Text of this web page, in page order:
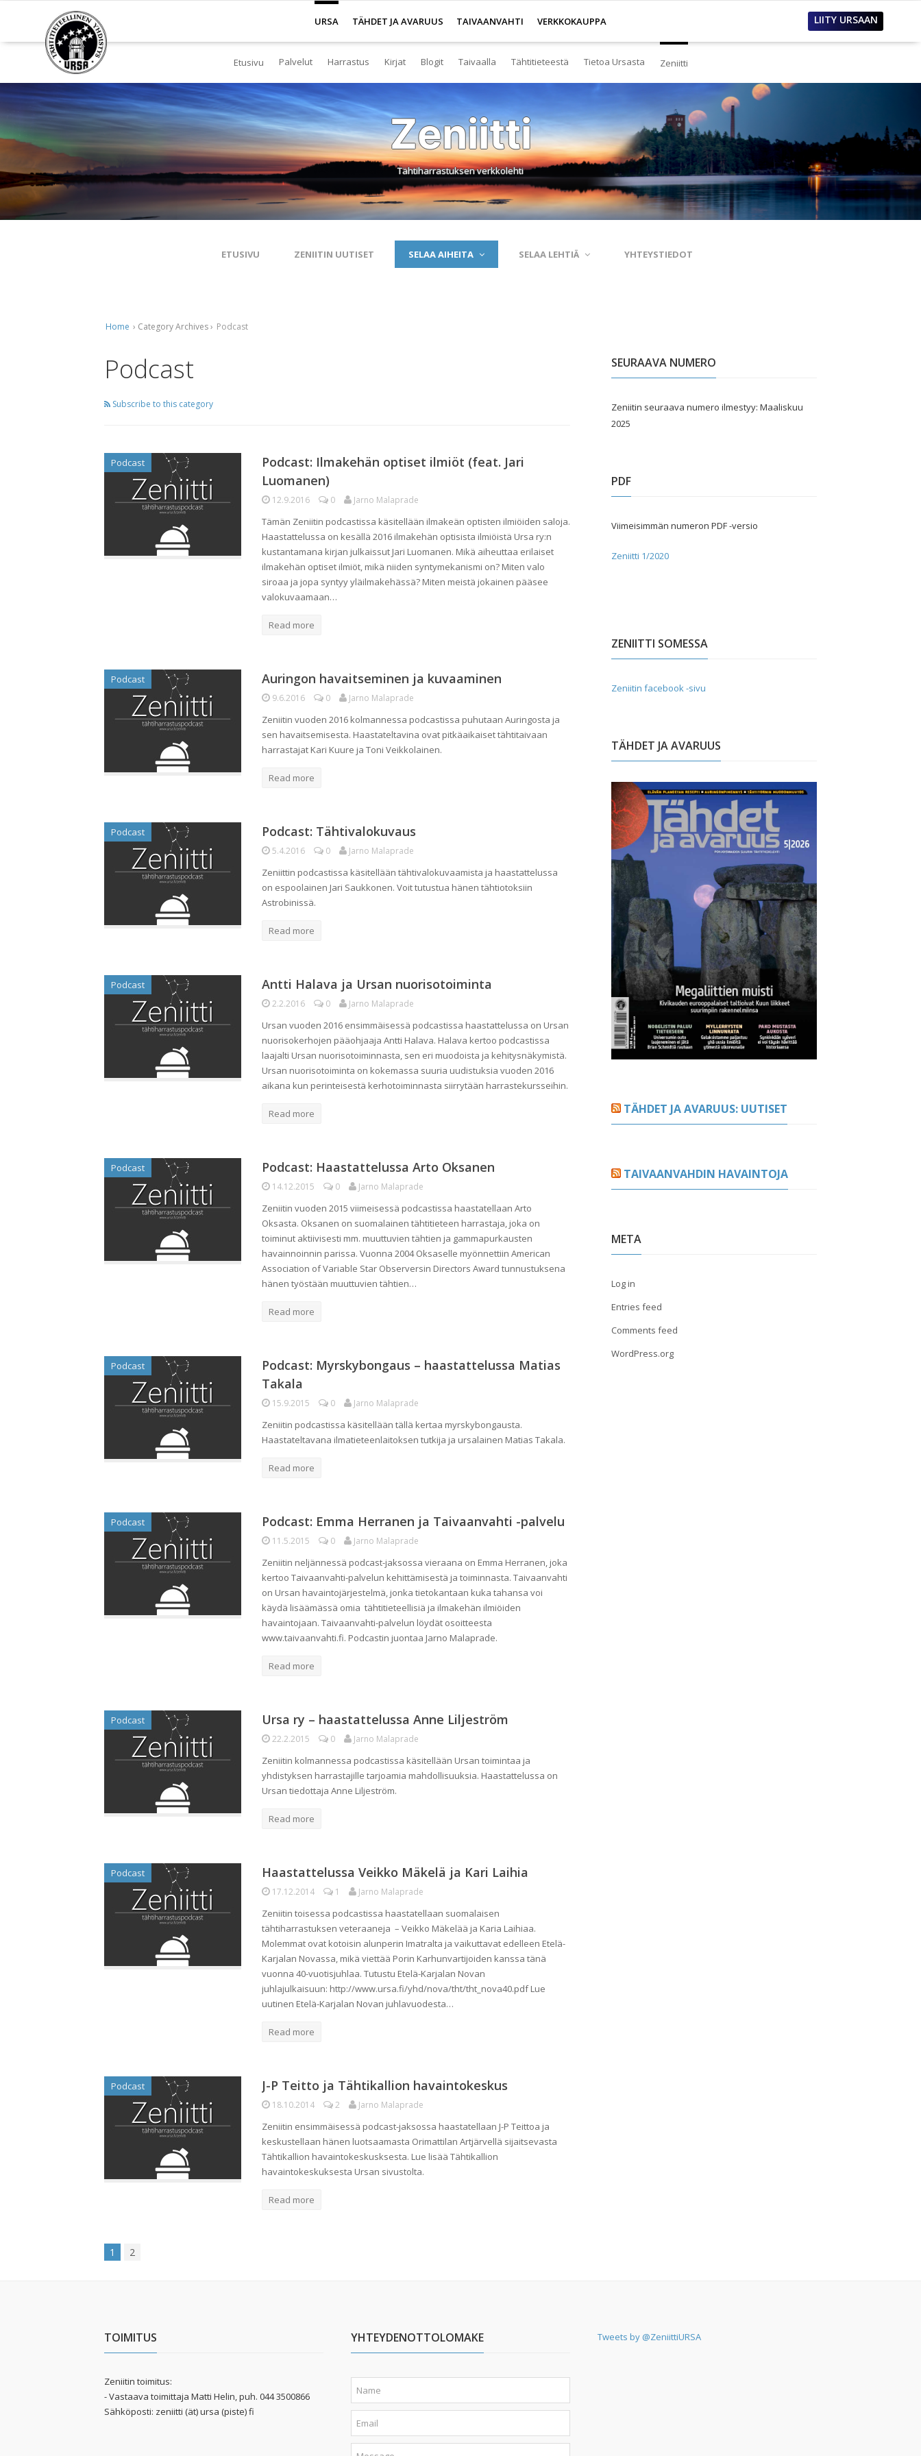
URSA TÄHDET JA AVARUUS TAIVAANVAHTI VERKKOKAUPPA LIITY URSAAN
Etusivu
Jäsenyys
Yleistä Ursan palveluista
Toimisto
Kirjasto
Planetaario
Palvelut
Yleistä harrastuksesta
Nuorisotoiminta
Tähtitornit
Harrastusryhmät
Harrastusjulkaisut
Harrastus
Kaukoputkikauppa
Kirjat
Tuoreimmat
Kosmokseen kirjoitettua
Terveisiä kiertoradalta
Kraatterin reunalta
Eksoplaneetta hukassa
Blogit
Tähtitaivas
Tähtikartta
Tähtikartta classic
Havaintopaikat
Taivaan havaitseminen
Taivaalla
Usein kysyttyä
Aurinkokuntamalli
Aurinkokelloveistos
Tietokantoja ja sanastoja
Tähtitieteestä
Yleistä Ursasta
Hallinto
Talous
Avoimet työpaikat
Esitteet ja raportit
Tietoa Ursasta Zeniitti
Zeniitti
Tähtiharrastuksen verkkolehti
ETUSIVU ZENIITIN UUTISET SELAA AIHEITA SELAA LEHTIÄ YHTEYSTIEDOT
Home › Category Archives › Podcast
Podcast
Subscribe to this category
Podcast
Podcast: Ilmakehän optiset ilmiöt (feat. Jari
Luomanen)
12.9.2016 0 Jarno Malaprade
Tämän Zeniitin podcastissa käsitellään ilmakeän optisten ilmiöiden saloja.
Haastattelussa on kesällä 2016 ilmakehän optisista ilmiöistä Ursa ry:n
kustantamana kirjan julkaissut Jari Luomanen. Mikä aiheuttaa erilaiset
ilmakehän optiset ilmiöt, mikä niiden syntymekanismi on? Miten valo
siroaa ja jopa syntyy yläilmakehässä? Miten meistä jokainen pääsee
valokuvaamaan…
Read more
Podcast Auringon havaitseminen ja kuvaaminen
9.6.2016 0 Jarno Malaprade
Zeniitin vuoden 2016 kolmannessa podcastissa puhutaan Auringosta ja
sen havaitsemisesta. Haastateltavina ovat pitkäaikaiset tähtitaivaan
harrastajat Kari Kuure ja Toni Veikkolainen.
Read more
Podcast Podcast: Tähtivalokuvaus
5.4.2016 0 Jarno Malaprade
Zeniittin podcastissa käsitellään tähtivalokuvaamista ja haastattelussa
on espoolainen Jari Saukkonen. Voit tutustua hänen tähtiotoksiin
Astrobinissä.
Read more
Podcast Antti Halava ja Ursan nuorisotoiminta
2.2.2016 0 Jarno Malaprade
Ursan vuoden 2016 ensimmäisessä podcastissa haastattelussa on Ursan
nuorisokerhojen pääohjaaja Antti Halava. Halava kertoo podcastissa
laajalti Ursan nuorisotoiminnasta, sen eri muodoista ja kehitysnäkymistä.
Ursan nuorisotoiminta on kokemassa suuria uudistuksia vuoden 2016
aikana kun perinteisestä kerhotoiminnasta siirrytään harrastekursseihin.
Read more
Podcast Podcast: Haastattelussa Arto Oksanen
14.12.2015 0 Jarno Malaprade
Zeniitin vuoden 2015 viimeisessä podcastissa haastatellaan Arto
Oksasta. Oksanen on suomalainen tähtitieteen harrastaja, joka on
toiminut aktiivisesti mm. muuttuvien tähtien ja gammapurkausten
havainnoinnin parissa. Vuonna 2004 Oksaselle myönnettiin American
Association of Variable Star Observersin Directors Award tunnustuksena
hänen työstään muuttuvien tähtien…
Read more
Podcast
Podcast: Myrskybongaus – haastattelussa Matias
Takala
15.9.2015 0 Jarno Malaprade
Zeniitin podcastissa käsitellään tällä kertaa myrskybongausta.
Haastateltavana ilmatieteenlaitoksen tutkija ja ursalainen Matias Takala.
Read more
Podcast Podcast: Emma Herranen ja Taivaanvahti -palvelu
11.5.2015 0 Jarno Malaprade
Zeniitin neljännessä podcast-jaksossa vieraana on Emma Herranen, joka
kertoo Taivaanvahti-palvelun kehittämisestä ja toiminnasta. Taivaanvahti
on Ursan havaintojärjestelmä, jonka tietokantaan kuka tahansa voi
käydä lisäämässä omia tähtitieteellisiä ja ilmakehän ilmiöiden
havaintojaan. Taivaanvahti-palvelun löydät osoitteesta
www.taivaanvahti.fi. Podcastin juontaa Jarno Malaprade.
Read more
Podcast Ursa ry – haastattelussa Anne Liljeström
22.2.2015 0 Jarno Malaprade
Zeniitin kolmannessa podcastissa käsitellään Ursan toimintaa ja
yhdistyksen harrastajille tarjoamia mahdollisuuksia. Haastattelussa on
Ursan tiedottaja Anne Liljeström.
Read more
Podcast Haastattelussa Veikko Mäkelä ja Kari Laihia
17.12.2014 1 Jarno Malaprade
Zeniitin toisessa podcastissa haastatellaan suomalaisen
tähtiharrastuksen veteraaneja – Veikko Mäkelää ja Karia Laihiaa.
Molemmat ovat kotoisin alunperin Imatralta ja vaikuttavat edelleen Etelä-
Karjalan Novassa, mikä viettää Porin Karhunvartijoiden kanssa tänä
vuonna 40-vuotisjuhlaa. Tutustu Etelä-Karjalan Novan
juhlajulkaisuun: http://www.ursa.fi/yhd/nova/tht/tht_nova40.pdf Lue
uutinen Etelä-Karjalan Novan juhlavuodesta…
Read more
Podcast J-P Teitto ja Tähtikallion havaintokeskus
18.10.2014 2 Jarno Malaprade
Zeniitin ensimmäisessä podcast-jaksossa haastatellaan J-P Teittoa ja
keskustellaan hänen luotsaamasta Orimattilan Artjärvellä sijaitsevasta
Tähtikallion havaintokeskusksesta. Lue lisää Tähtikallion
havaintokeskuksesta Ursan sivustolta.
Read more
1 2
SEURAAVA NUMERO
Zeniitin seuraava numero ilmestyy: Maaliskuu
2025
PDF
Viimeisimmän numeron PDF -versio
Zeniitti 1/2020
ZENIITTI SOMESSA
Zeniitin facebook -sivu
TÄHDET JA AVARUUS
TÄHDET JA AVARUUS: UUTISET
TAIVAANVAHDIN HAVAINTOJA
META
Log in
Entries feed
Comments feed
WordPress.org
TOIMITUS
Zeniitin toimitus:
- Vastaava toimittaja Matti Helin, puh. 044 3500866
Sähköposti: zeniitti (ät) ursa (piste) fi
YHTEYDENOTTOLOMAKE Tweets by @ZeniittiURSA